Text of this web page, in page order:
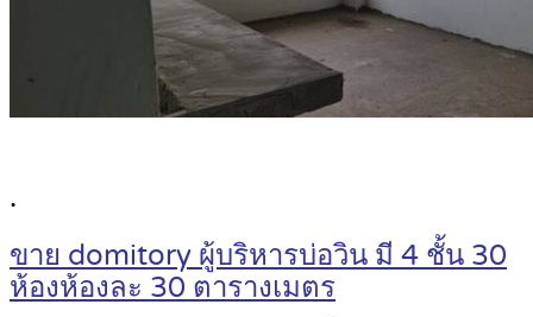
.
ขาย domitory ผู้บริหารบ่อวิน มี 4 ชั้น 30
ห้องห้องละ 30 ตารางเมตร